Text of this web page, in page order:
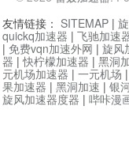
友情链接： SITEMAP |
quickq加速器 | 飞驰加速
| 免费vqn加速外网 | 旋风
器 |快柠檬加速器 | 黑洞
元机场加速器 | 一元机场 |
果加速器 | 黑洞加速 | 银
旋风加速器度器 | 哔咔漫